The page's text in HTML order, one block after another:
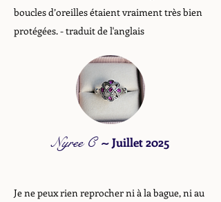
boucles d’oreilles étaient vraiment très bien
protégées. - traduit de l'anglais
Nyree C ~Juillet 2025
Je ne peux rien reprocher ni à la bague, ni au